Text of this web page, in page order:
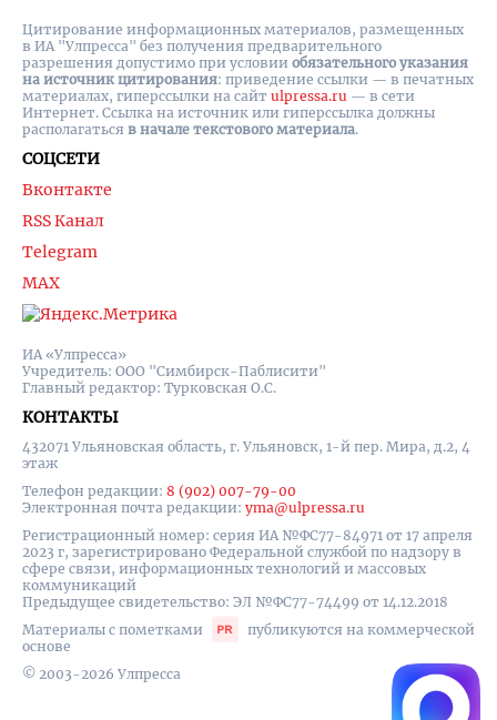
ИА «Улпресса»
Учредитель: ООО "Симбирск-Паблисити"
Главный редактор: Турковская О.С.
КОНТАКТЫ
432071 Ульяновская область, г. Ульяновск, 1-й пер. Мира, д.2, 4
этаж
Телефон редакции: 8 (902) 007-79-00
Электронная почта редакции: yma@ulpressa.ru
Регистрационный номер: серия ИА №ФС77-84971 от 17 апреля
2023 г, зарегистрировано Федеральной службой по надзору в
сфере связи, информационных технологий и массовых
коммуникаций
Предыдущее свидетельство: ЭЛ №ФС77-74499 от 14.12.2018
Материалы с пометками
публикуются на коммерческой
основе
© 2003-2026 Улпресса
СОЦСЕТИ
Вконтакте
RSS Канал
Telegram
MAX
Цитирование информационных материалов, размещенных
в ИА "Улпресса" без получения предварительного
разрешения допустимо при условии обязательного указания
на источник цитирования: приведение ссылки — в печатных
материалах, гиперссылки на cайт ulpressa.ru — в сети
Интернет. Ссылка на источник или гиперссылка должны
располагаться в начале текстового материала.